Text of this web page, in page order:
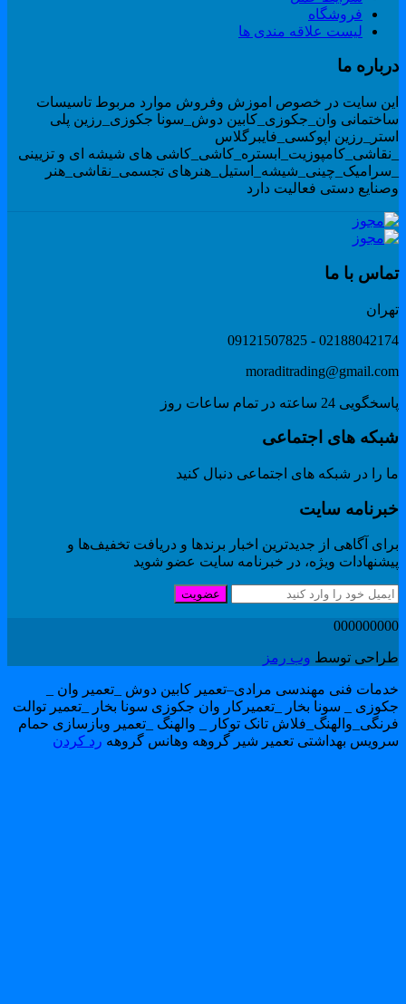
فروشگاه
لیست علاقه مندی ها
ما
سایت در خصوص اموزش وفروش موارد مربوط تاسیسات
وان_جکوزی_کابین دوش_سونا جکوزی_رزین پلی
اپوکسی_فایبرگلاس
های شیشه ای و تزیینی
تجسمی_نقاشی_هنر
دستی فعالیت دارد
با ما
02188042174 -
24 ساعته در تمام ساعات روز
های اجتماعی
را در شبکه های اجتماعی دنبال کنید
سایت
آگاهی از جدیدترین اخبار برندها و دریافت تخفیف‌ها و
ویژه، در خبرنامه سایت عضو شوید
عضویت
توسطوب رمز
فنی مهندسی مرادی–تعمیر کابین دوش _تعمیر وان _
_ سونا بخار _تعمیرکار وان جکوزی سونا بخار _تعمیر توالت
تانک توکار _ والهنگ _تعمیر وبازسازی حمام
بهداشتی تعمیر شیر گروهه وهانس گروههرد کردن